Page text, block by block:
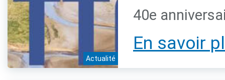
Actualité
40e
En savoir